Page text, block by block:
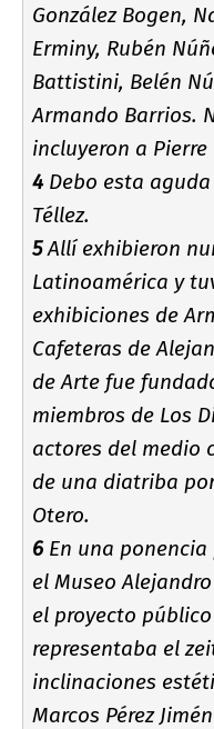
González Bogen,
Erminy, Rubén
Battistini, Belén
Armando Barrios.
incluyeron a Pierre
4Debo esta
Téllez.
5Allí­ exhibieron
Latinoamérica y
exhibiciones de
Cafeteras de
de Arte fue
miembros de Los
actores del medio
de una diatriba
Otero.
6 En una ponencia
el Museo
el proyecto
representaba el
inclinaciones
Marcos Pérez